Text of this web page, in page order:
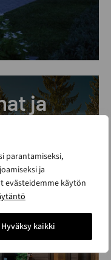
parantamiseksi,
ja
evästeidemme käytön
Hyväksy kaikki
ja
-